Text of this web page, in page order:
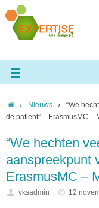
Nieuws
“We
de patiënt” – ErasmusMC
“We hechten
aanspreekpunt
ErasmusMC –
vksadmin 12